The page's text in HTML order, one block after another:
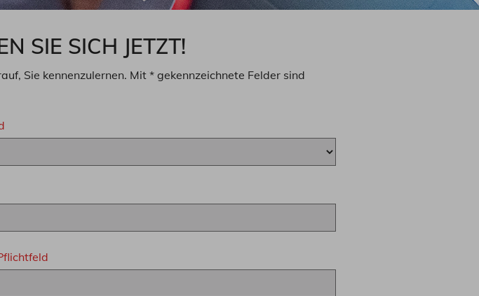
SIE SICH JETZT!
Sie kennenzulernen. Mit * gekennzeichnete Felder sind